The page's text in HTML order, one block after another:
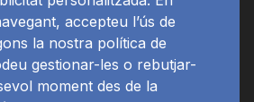
accepteu l’ús de
la nostra política de
gestionar-les o rebutjar-
moment des de la